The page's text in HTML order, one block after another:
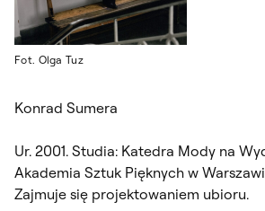
Fot. Olga Tuz
Konrad Sumera
Ur. 2001. Studia: Katedra Mody na
Akademia Sztuk Pięknych w
Zajmuje się projektowaniem ubioru.